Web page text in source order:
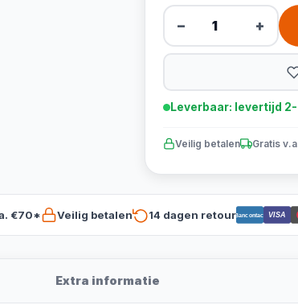
− +
Leverbaar: levertijd
Veilig betalen Gratis
€70* Veilig betalen 14 dagen retourBancontact VISA
Extra informatie